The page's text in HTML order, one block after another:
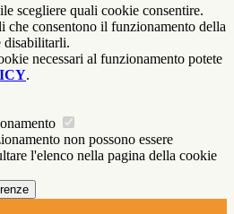
scegliere quali cookie consentire.
che consentono il funzionamento della
disabilitarli.
necessari al funzionamento potete
.
non possono essere
l'elenco nella pagina della cookie